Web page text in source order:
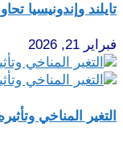
تايلند وإندونيسيا
فبراير 21, 2026
التغير المناخي